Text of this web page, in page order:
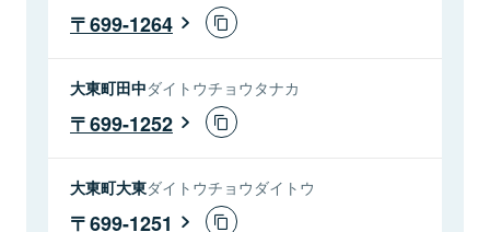
699-1264
大東町田中ダイトウチョウタナカ
699-1252
大東町大東ダイトウチョウダイトウ
699-1251